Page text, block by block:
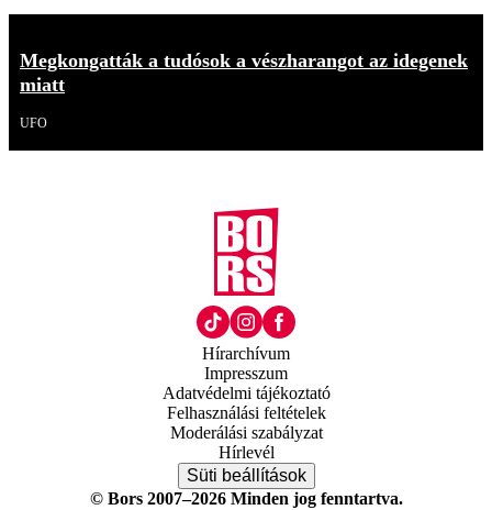
Megkongatták a tudósok a vészharangot az idegenek
miatt
UFO
Hírarchívum
Impresszum
Adatvédelmi tájékoztató
Felhasználási feltételek
Moderálási szabályzat
Hírlevél
Süti beállítások
© Bors 2007–2026 Minden jog fenntartva.